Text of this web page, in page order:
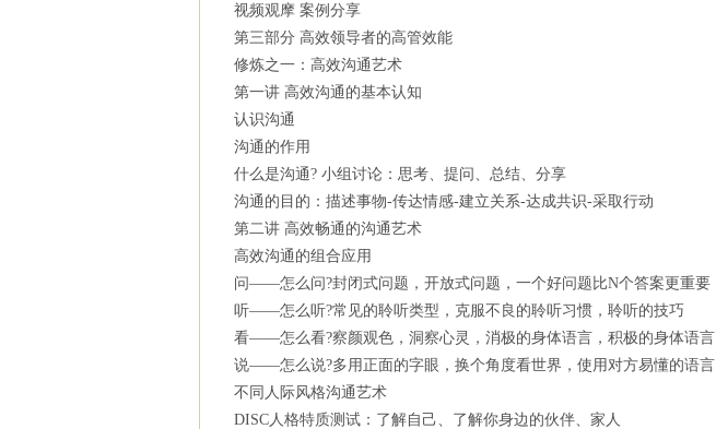
视频观摩 案例分享
第三部分 高效领导者的高管效能
修炼之一：高效沟通艺术
第一讲 高效沟通的基本认知
认识沟通
沟通的作用
什么是沟通? 小组讨论：思考、提问、总结、分享
沟通的目的：描述事物-传达情感-建立关系-达成共识-采取行动
第二讲 高效畅通的沟通艺术
高效沟通的组合应用
问——怎么问?封闭式问题，开放式问题，一个好问题比N个答案更重要
听——怎么听?常见的聆听类型，克服不良的聆听习惯，聆听的技巧
看——怎么看?察颜观色，洞察心灵，消极的身体语言，积极的身体语言
说——怎么说?多用正面的字眼，换个角度看世界，使用对方易懂的语言
不同人际风格沟通艺术
DISC人格特质测试：了解自己、了解你身边的伙伴、家人